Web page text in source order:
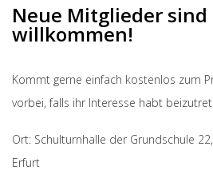
Neue Mitglieder
willkommen!
Kommt gerne einfach kostenlos zum
vorbei, falls ihr Interesse habt
Ort: Schulturnhalle der Grundschule
Erfurt